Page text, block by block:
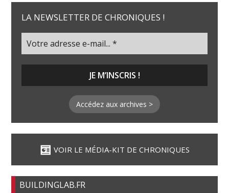
LA NEWSLETTER DE CHRONIQUES !
Accédez aux archives >
VOIR LE MÉDIA-KIT DE CHRONIQUES
BUILDINGLAB.FR